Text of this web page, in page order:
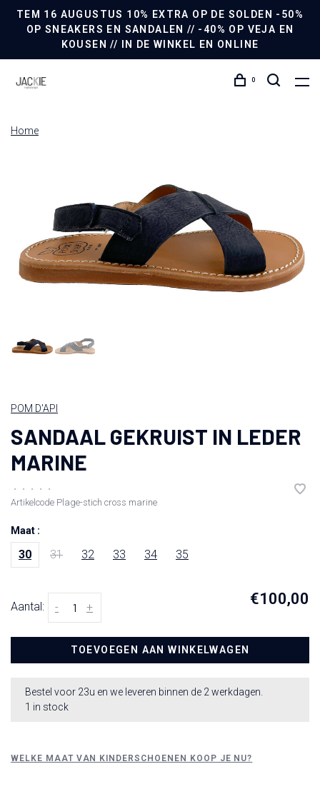
TEM 16 AUGUSTUS 10% EXTRA OP DE SOLDEN -50%
OP SNEAKERS EN SANDALEN // -40% OP VEJA EN
KOUSEN // IN DE WINKEL EN ONLINE
0
Home
POM D'API
SANDAAL GEKRUIST IN LEDER
MARINE
• • • •
•
Artikelcode Plage-stich cross marine
Maat :
30 31 32 33 34 35
Aantal: +
- €100,00
TOEVOEGEN AAN WINKELWAGEN
Bestel voor 23u en we leveren binnen de 2 werkdagen.
1 in stock
WELKE MAAT VAN KINDERSCHOENEN KOOP JE NU?